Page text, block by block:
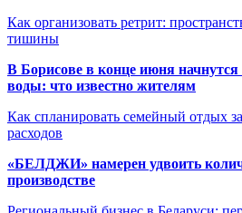
Как организовать ретрит:
тишины
В Борисове в конце июня
воды: что известно жителям
Как спланировать семейный отдых
расходов
«БЕЛДЖИ» намерен удвоить
производстве